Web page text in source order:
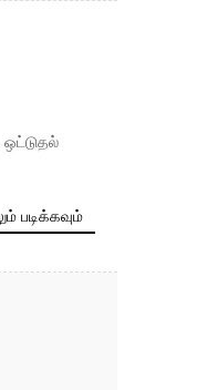
ஒட்டுதல்
படிக்கவும்